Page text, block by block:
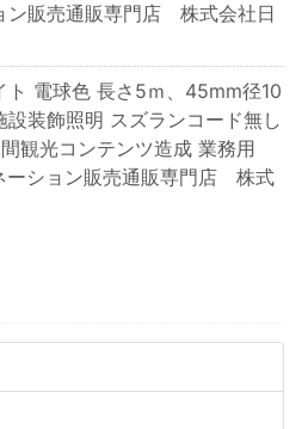
ン販売通販専門店 株式会社日
ト 電球色 長さ5ｍ、45mm径10
装飾照明 スズランコード無し
観光コンテンツ造成 業務用
ーション販売通販専門店 株式